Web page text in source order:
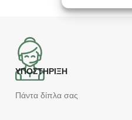
ΥΠΟΣΤΗΡΙΞΗ
Πάντα δίπλα σας